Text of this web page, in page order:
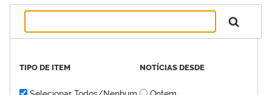
TIPO DE ITEM NOTÍCIAS DESDE